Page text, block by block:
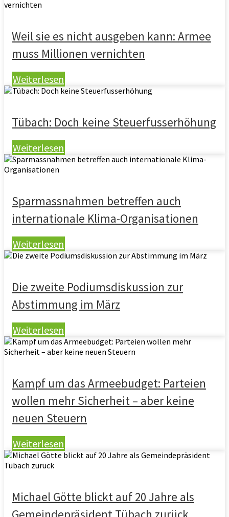
Weil sie es nicht ausgeben kann: Armee
muss Millionen vernichten
Weiterlesen
Tübach: Doch keine Steuerfusserhöhung
Weiterlesen
Sparmassnahmen betreffen auch
internationale Klima-Organisationen
Weiterlesen
Die zweite Podiumsdiskussion zur
Abstimmung im März
Weiterlesen
Kampf um das Armeebudget: Parteien
wollen mehr Sicherheit – aber keine
neuen Steuern
Weiterlesen
Michael Götte blickt auf 20 Jahre als